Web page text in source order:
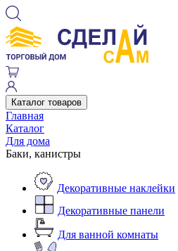
Каталог товаров
Главная
Каталог
Для дома
Баки, канистры
Декоративные наклейки
Декоративные панели
Для ванной комнаты